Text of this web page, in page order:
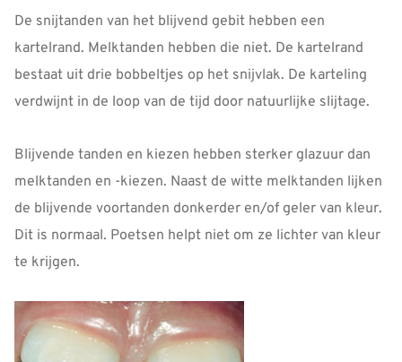
De snijtanden van het blijvend gebit hebben een
kartelrand. Melktanden hebben die niet. De kartelrand
bestaat uit drie bobbeltjes op het snijvlak. De karteling
verdwijnt in de loop van de tijd door natuurlijke slijtage.
Blijvende tanden en kiezen hebben sterker glazuur dan
melktanden en -kiezen. Naast de witte melktanden lijken
de blijvende voortanden donkerder en/of geler van kleur.
Dit is normaal. Poetsen helpt niet om ze lichter van kleur
te krijgen.